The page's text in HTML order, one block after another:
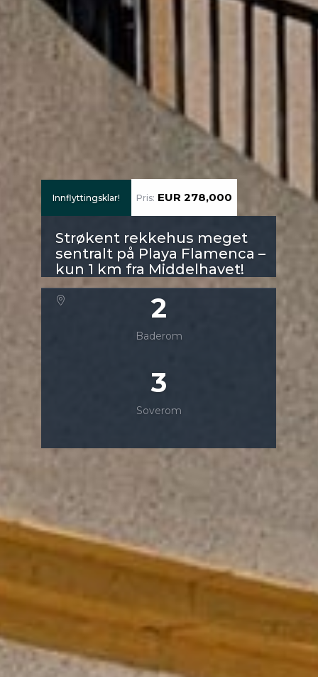
Innflyttingsklar! Pris: EUR 278,000
Strøkent rekkehus meget
sentralt på Playa Flamenca –
kun 1 km fra Middelhavet!
2
Baderom
3
Soverom